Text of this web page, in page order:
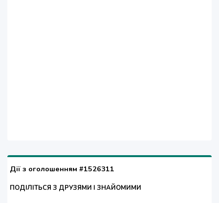
Дії з оголошенням #1526311
ПОДІЛІТЬСЯ З ДРУЗЯМИ І ЗНАЙОМИМИ